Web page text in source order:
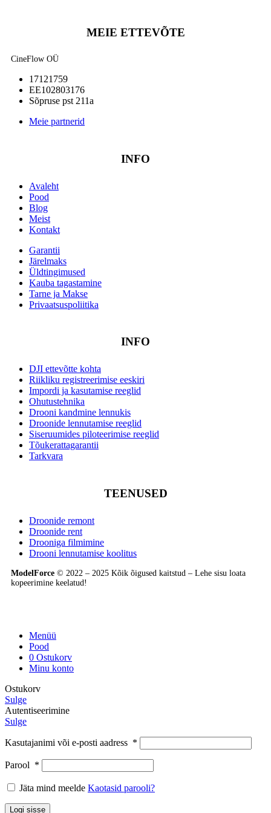
MEIE ETTEVÕTE
CineFlow OÜ
17121759
EE102803176
Sõpruse pst 211a
Meie partnerid
INFO
Avaleht
Pood
Blog
Meist
Kontakt
Garantii
Järelmaks
Üldtingimused
Kauba tagastamine
Tarne ja Makse
Privaatsuspoliitika
INFO
DJI ettevõtte kohta
Riikliku registreerimise eeskiri
Impordi ja kasutamise reeglid
Ohutustehnika
Drooni kandmine lennukis
Droonide lennutamise reeglid
Siseruumides piloteerimise reeglid
Tõukerattagarantii
Tarkvara
TEENUSED
Droonide remont
Droonide rent
Drooniga filmimine
Drooni lennutamise koolitus
ModelForce © 2022 – 2025 Kõik õigused kaitstud – Lehe sisu loata
kopeerimine keelatud!
Menüü
Pood
0 Ostukorv
Minu konto
Ostukorv
Sulge
Autentiseerimine
Sulge
Kasutajanimi või e-posti aadress *
Parool *
Jäta mind meelde Kaotasid parooli?
Logi sisse